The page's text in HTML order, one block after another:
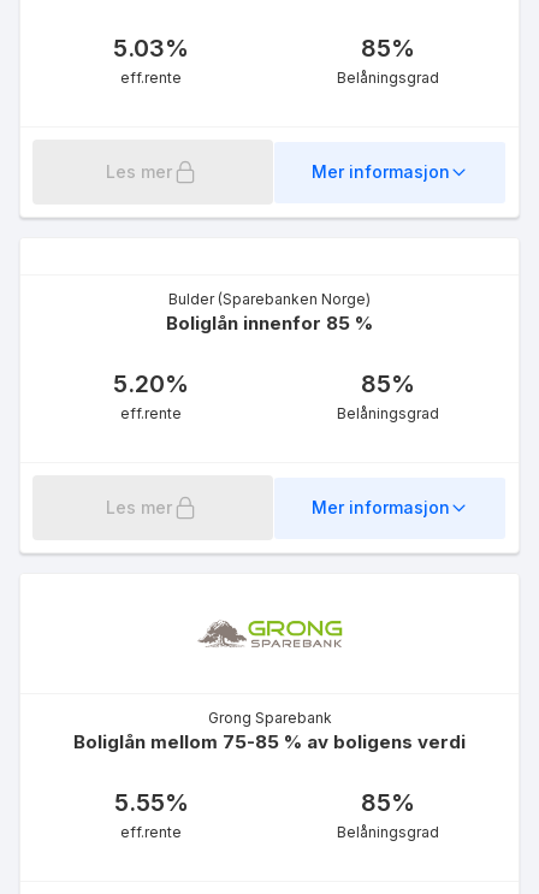
eff.rente
5.14%
Boliglån for unge (BLU)
5.03%
eff.rente
85%
Belåningsgrad
Les mer Mer informasjon
Bulder (Sparebanken Norge)
Boliglån innenfor 85 %
5.20%
eff.rente
85%
Belåningsgrad
Les mer Mer informasjon
Grong Sparebank
Boliglån mellom 75-85 % av boligens verdi
5.55%
eff.rente
85%
Belåningsgrad